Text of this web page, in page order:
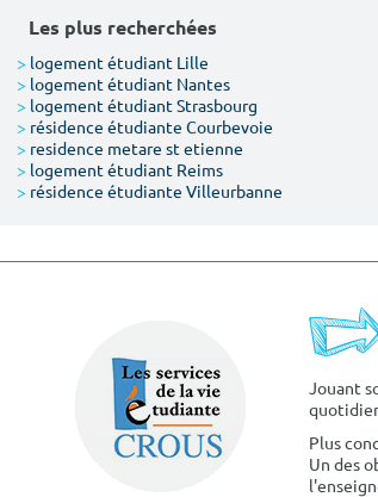
Les plus recherchées
> logement étudiant Lille
> logement étudiant Nantes
> logement étudiant Strasbourg
> résidence étudiante Courbevoie
> residence metare st etienne
> logement étudiant Reims
> résidence étudiante Villeurbanne
Jouant
Plus
Un des